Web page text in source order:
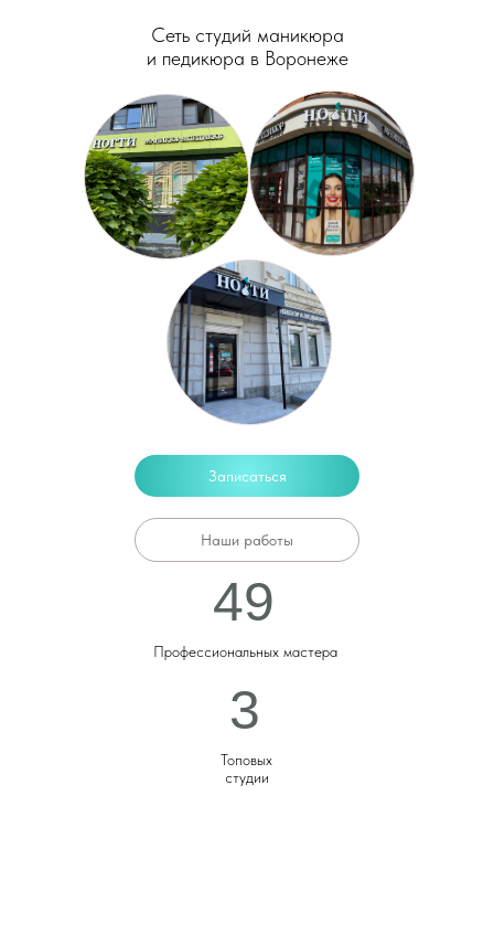
49
3
Сеть студий маникюра
и педикюра в Воронеже
Профессиональных мастера
Топовых
студии
Записаться
Наши работы